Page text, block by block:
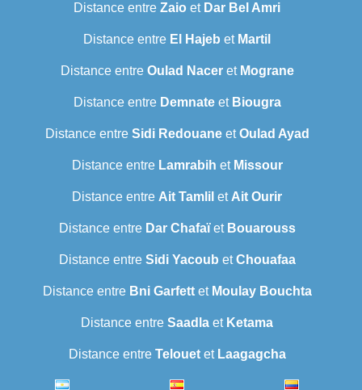
Distance entre Zaio et Dar Bel Amri
Distance entre El Hajeb et Martil
Distance entre Oulad Naceret Mograne
Distance entre Demnateet Biougra
Distance entre Sidi RedouaneetOulad Ayad
Distance entre Lamrabih et Missour
Distance entre Ait Tamlil et Ait Ourir
Distance entre Dar Chafaïet Bouarouss
Distance entre Sidi Yacoub etChouafaa
Distance entre Bni Garfettet Moulay Bouchta
Distance entre Saadla et Ketama
Distance entre Telouetet Laagagcha